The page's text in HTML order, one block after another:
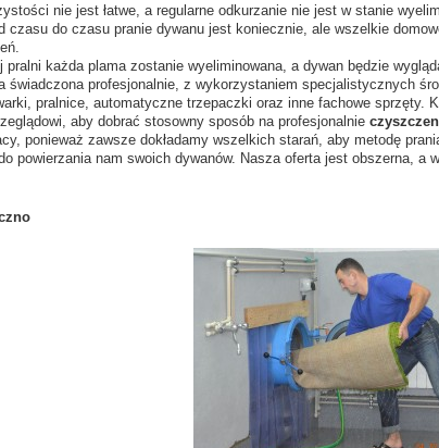
nie jest łatwe, a regularne odkurzanie nie jest w stanie
czasu do czasu pranie dywanu jest koniecznie, ale wszelkie
każda plama zostanie wyeliminowana, a dywan będzie
świadczona profesjonalnie, z wykorzystaniem specjalistycznych
pralnice, automatyczne trzepaczki oraz inne fachowe sprzęty.
aby dobrać stosowny sposób na profesjonalnie
ponieważ zawsze dokładamy wszelkich starań, aby metodę
powierzania nam swoich dywanów. Nasza oferta jest obszerna, a